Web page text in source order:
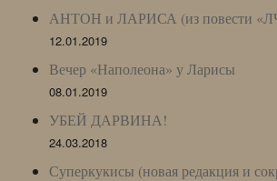
АНТОН и ЛАРИСА (из повести
12.01.2019
Вечер «Наполеона» у Ларисы
08.01.2019
УБЕЙ ДАРВИНА!
24.03.2018
Суперкукисы (новая редакция и